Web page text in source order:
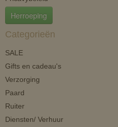
Herroeping
Categorieën
SALE
Gifts en cadeau's
Verzorging
Paard
Ruiter
Diensten/ Verhuur